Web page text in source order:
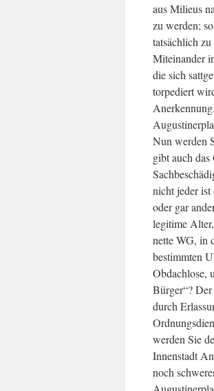
aus Milieus
zu werden;
tatsächlich
Miteinander
die sich
torpediert
Nun werden
gibt auch
nicht jeder ist
oder gar
legitime
nette WG, in
bestimmten
Obdachlose,
Bürger“?
durch
werden Sie
Innenstadt
noch